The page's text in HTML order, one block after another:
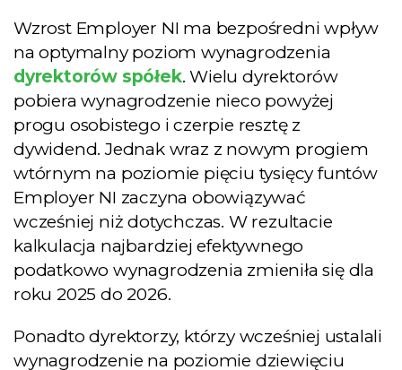
Wzrost Employer NI ma bezpośredni wpływ
na optymalny poziom wynagrodzenia
dyrektorów spółek. Wielu dyrektorów
pobiera wynagrodzenie nieco powyżej
progu osobistego i czerpie resztę z
dywidend. Jednak wraz z nowym progiem
wtórnym na poziomie pięciu tysięcy funtów
Employer NI zaczyna obowiązywać
wcześniej niż dotychczas. W rezultacie
kalkulacja najbardziej efektywnego
podatkowo wynagrodzenia zmieniła się dla
roku 2025 do 2026.
Ponadto dyrektorzy, którzy wcześniej ustalali
wynagrodzenie na poziomie dziewięciu